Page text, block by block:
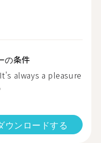
の条件
always a pleasure
ウンロードする